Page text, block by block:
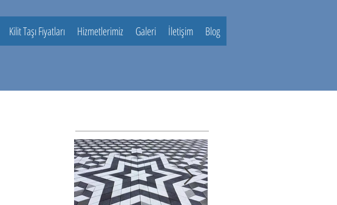
Kilit Taşı Fiyatları Hizmetlerimiz Galeri İletişim Blog